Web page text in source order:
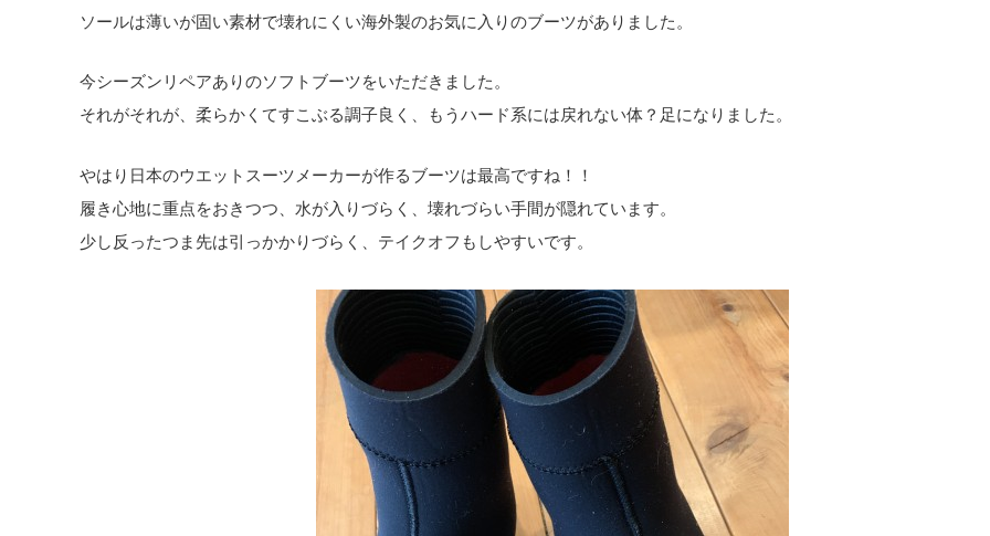
ソールは薄いが固い素材で壊れにくい海外製のお気に入りのブーツがありました。
今シーズンリペアありのソフトブーツをいただきました。
それがそれが、柔らかくてすこぶる調子良く、もうハード系には戻れない体？足になりました。
やはり日本のウエットスーツメーカーが作るブーツは最高ですね！！
履き心地に重点をおきつつ、水が入りづらく、壊れづらい手間が隠れています。
少し反ったつま先は引っかかりづらく、テイクオフもしやすいです。